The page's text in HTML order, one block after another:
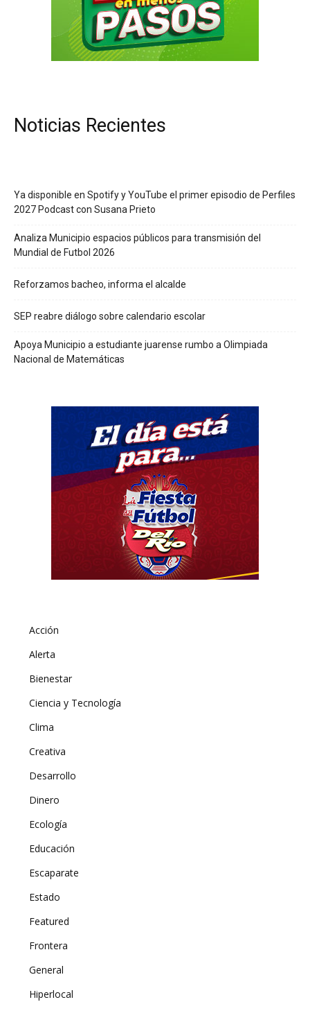
Noticias Recientes
Ya disponible en Spotify y YouTube el primer episodio de Perfiles
2027 Podcast con Susana Prieto
Analiza Municipio espacios públicos para transmisión del
Mundial de Futbol 2026
Reforzamos bacheo, informa el alcalde
SEP reabre diálogo sobre calendario escolar
Apoya Municipio a estudiante juarense rumbo a Olimpiada
Nacional de Matemáticas
Acción
Alerta
Bienestar
Ciencia y Tecnología
Clima
Creativa
Desarrollo
Dinero
Ecología
Educación
Escaparate
Estado
Featured
Frontera
General
Hiperlocal